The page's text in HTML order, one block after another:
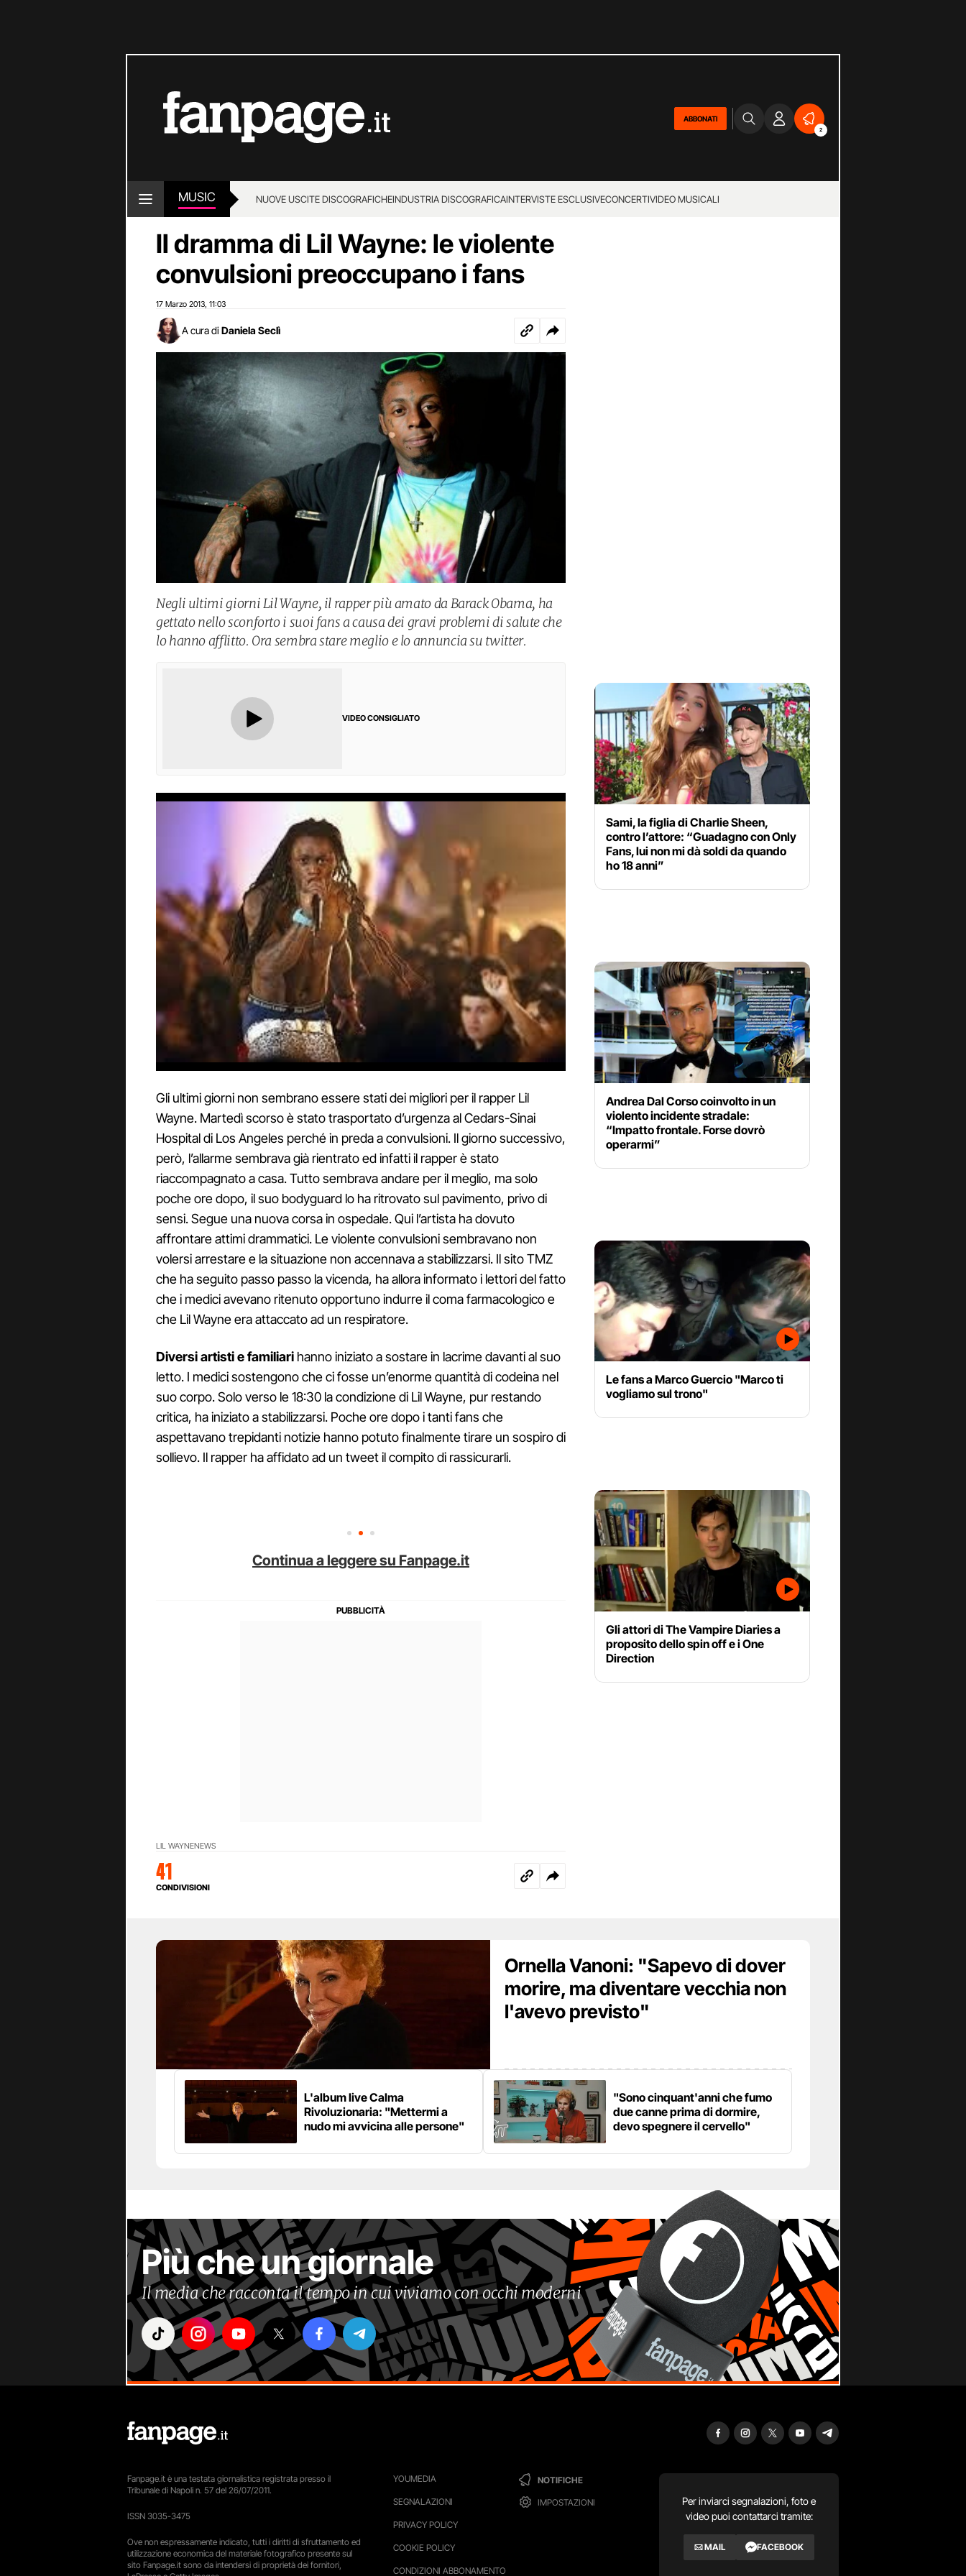
ABBONATI
2
MUSIC NUOVE USCITE DISCOGRAFICHEINDUSTRIA DISCOGRAFICAINTERVISTE ESCLUSIVECONCERTIVIDEO MUSICALI
Il dramma di Lil Wayne: le violente
convulsioni preoccupano i fans
17 Marzo 2013 11:03
A cura di Daniela Seclì
Negli ultimi giorni Lil Wayne, il rapper più amato da Barack Obama, ha
gettato nello sconforto i suoi fans a causa dei gravi problemi di salute che
lo hanno afflitto. Ora sembra stare meglio e lo annuncia su twitter.
VIDEO CONSIGLIATO
Gli ultimi giorni non sembrano essere stati dei migliori per il rapper Lil
Wayne. Martedì scorso è stato trasportato d’urgenza al Cedars-Sinai
Hospital di Los Angeles perché in preda a convulsioni. Il giorno successivo,
però, l’allarme sembrava già rientrato ed infatti il rapper è stato
riaccompagnato a casa. Tutto sembrava andare per il meglio, ma solo
poche ore dopo, il suo bodyguard lo ha ritrovato sul pavimento, privo di
sensi. Segue una nuova corsa in ospedale. Qui l’artista ha dovuto
affrontare attimi drammatici. Le violente convulsioni sembravano non
volersi arrestare e la situazione non accennava a stabilizzarsi. Il sito TMZ
che ha seguito passo passo la vicenda, ha allora informato i lettori del fatto
che i medici avevano ritenuto opportuno indurre il coma farmacologico e
che Lil Wayne era attaccato ad un respiratore.
Diversi artisti e familiari hanno iniziato a sostare in lacrime davanti al suo
letto. I medici sostengono che ci fosse un’enorme quantità di codeina nel
suo corpo. Solo verso le 18:30 la condizione di Lil Wayne, pur restando
critica, ha iniziato a stabilizzarsi. Poche ore dopo i tanti fans che
aspettavano trepidanti notizie hanno potuto finalmente tirare un sospiro di
sollievo. Il rapper ha affidato ad un tweet il compito di rassicurarli.
Continua a leggere su Fanpage.it
LIL WAYNENEWS
41
CONDIVISIONI
Sami, la figlia di Charlie Sheen,
contro l’attore: “Guadagno con Only
Fans, lui non mi dà soldi da quando
ho 18 anni”
Andrea Dal Corso coinvolto in un
violento incidente stradale:
“Impatto frontale. Forse dovrò
operarmi”
Le fans a Marco Guercio "Marco ti
vogliamo sul trono"
Gli attori di The Vampire Diaries a
proposito dello spin off e i One
Direction
Ornella Vanoni: "Sapevo di dover
morire, ma diventare vecchia non
l'avevo previsto"
L'album live Calma
Rivoluzionaria: "Mettermi a
nudo mi avvicina alle persone"
"Sono cinquant'anni che fumo
due canne prima di dormire,
devo spegnere il cervello"
Più che un giornale
Il media che racconta il tempo in cui viviamo con occhi moderni
YOUMEDIA
SEGNALAZIONI
PRIVACY POLICY
COOKIE POLICY
CONDIZIONI ABBONAMENTO
NOTIFICHE
IMPOSTAZIONI
Per inviarci segnalazioni, foto e
video puoi contattarci tramite:
MAIL FACEBOOK
Fanpage.it è una testata giornalistica registrata presso il
Tribunale di Napoli n. 57 del 26/07/2011.
ISSN 3035-3475
Ove non espressamente indicato, tutti i diritti di sfruttamento ed
utilizzazione economica del materiale fotografico presente sul
sito Fanpage.it sono da intendersi di proprietà dei fornitori,